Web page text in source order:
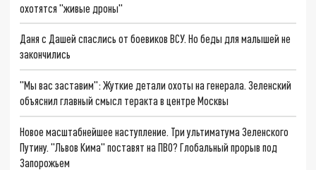
охотятся "живые дроны"
Даня с Дашей спаслись от боевиков ВСУ. Но беды для малышей не
закончились
"Мы вас заставим": Жуткие детали охоты на генерала. Зеленский
объяснил главный смысл теракта в центре Москвы
Новое масштабнейшее наступление. Три ультиматума Зеленского
Путину. "Львов Кима" поставят на ПВО? Глобальный прорыв под
Запорожьем